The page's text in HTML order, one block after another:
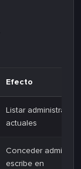
Efecto
Listar
actuales
Conceder admin
escribe en